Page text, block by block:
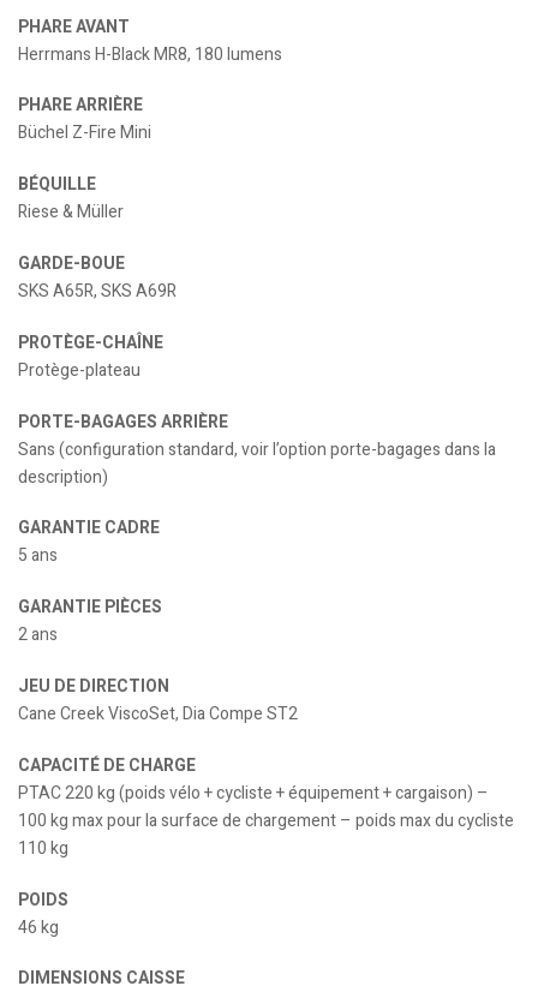
PHARE AVANT
Herrmans H-Black MR8, 180 lumens
PHARE ARRIÈRE
Büchel Z-Fire Mini
BÉQUILLE
Riese & Müller
GARDE-BOUE
SKS A65R, SKS A69R
PROTÈGE-CHAÎNE
Protège-plateau
PORTE-BAGAGES ARRIÈRE
Sans (configuration standard, voir l’option porte-bagages dans la
description)
GARANTIE CADRE
5 ans
GARANTIE PIÈCES
2 ans
JEU DE DIRECTION
Cane Creek ViscoSet, Dia Compe ST2
CAPACITÉ DE CHARGE
PTAC 220 kg (poids vélo + cycliste + équipement + cargaison) –
100 kg max pour la surface de chargement – poids max du cycliste
110 kg
POIDS
46 kg
DIMENSIONS CAISSE